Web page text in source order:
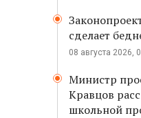
сделает
08 августа 2026,
Министр
Кравцов
школьной